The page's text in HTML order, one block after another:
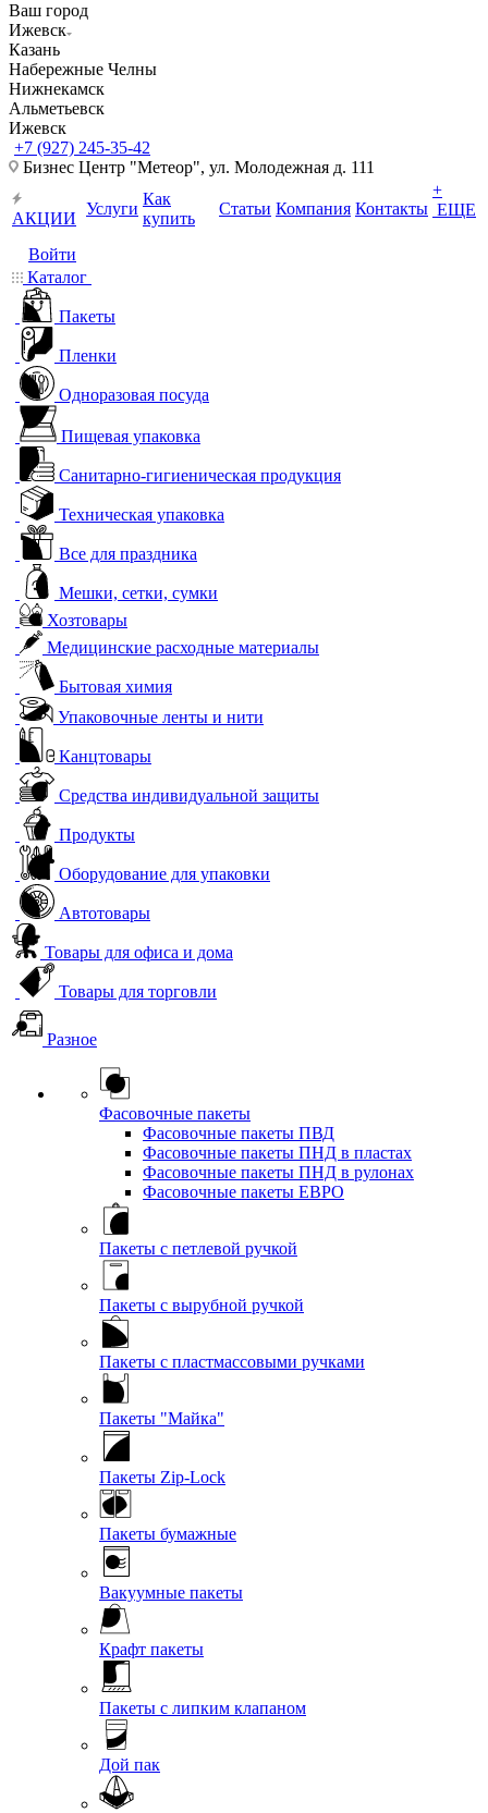
Ваш город
Ижевск
Казань
Набережные Челны
Нижнекамск
Альметьевск
Ижевск
+7 (927) 245-35-42
Бизнес Центр "Метеор", ул. Молодежная д. 111
АКЦИИ
Услуги
Как
купить
Статьи Компания Контакты
+
ЕЩЕ
Войти
Каталог
Пакеты
Пленки
Одноразовая посуда
Пищевая упаковка
Санитарно-гигиеническая продукция
Техническая упаковка
Все для праздника
Мешки, сетки, сумки
Хозтовары
Медицинские расходные материалы
Бытовая химия
Упаковочные ленты и нити
Канцтовары
Средства индивидуальной защиты
Продукты
Оборудование для упаковки
Автотовары
Товары для офиса и дома
Товары для торговли
Разное
Фасовочные пакеты
Фасовочные пакеты ПВД
Фасовочные пакеты ПНД в пластах
Фасовочные пакеты ПНД в рулонах
Фасовочные пакеты ЕВРО
Пакеты с петлевой ручкой
Пакеты с вырубной ручкой
Пакеты с пластмассовыми ручками
Пакеты "Майка"
Пакеты Zip-Lock
Пакеты бумажные
Вакуумные пакеты
Крафт пакеты
Пакеты с липким клапаном
Дой пак